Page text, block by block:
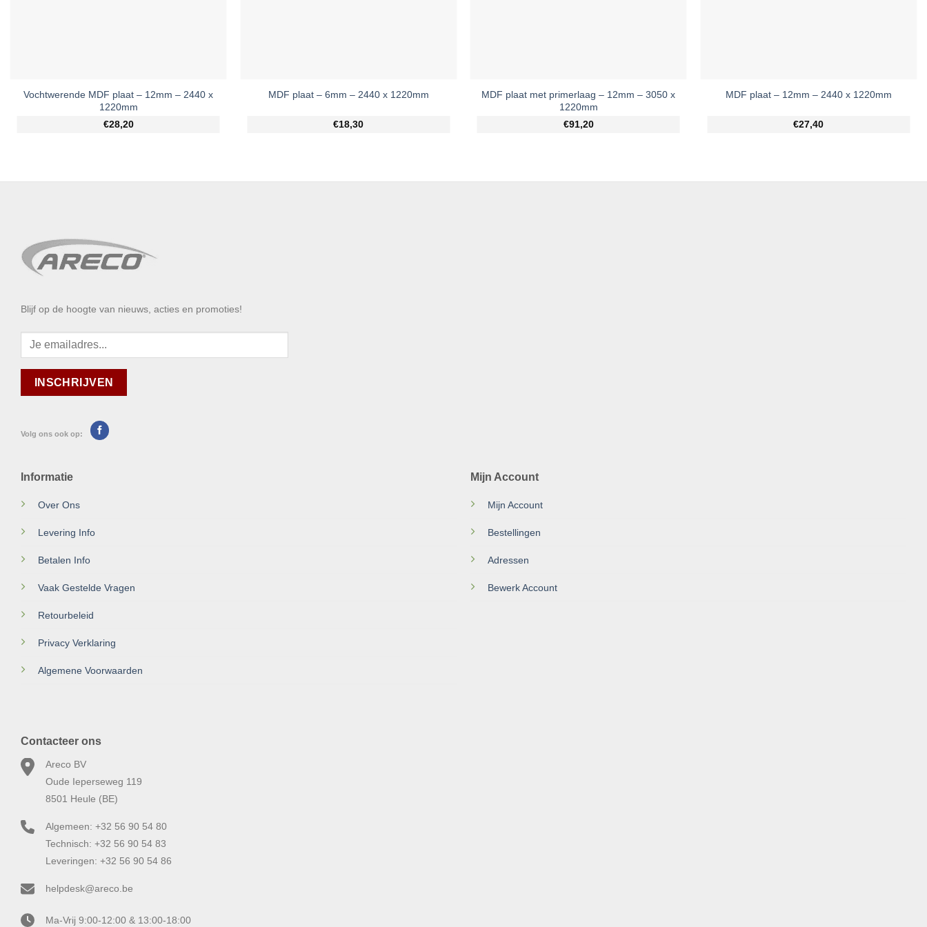
Vochtwerende MDF plaat – 12mm – 2440 x
1220mm
€28,20
MDF plaat – 6mm – 2440 x 1220mm
€18,30
MDF plaat met primerlaag – 12mm – 3050 x
1220mm
€91,20
MDF plaat – 12mm – 2440 x 1220mm
€27,40
Blijf op de hoogte van nieuws, acties en promoties!
Volg ons ook op:
Informatie
Over Ons
Levering Info
Betalen Info
Vaak Gestelde Vragen
Retourbeleid
Privacy Verklaring
Algemene Voorwaarden
Mijn Account
Mijn Account
Bestellingen
Adressen
Bewerk Account
Contacteer ons
Areco BV
Oude Ieperseweg 119
8501 Heule (BE)
Algemeen: +32 56 90 54 80
Technisch: +32 56 90 54 83
Leveringen: +32 56 90 54 86
helpdesk@areco.be
Ma-Vrij 9:00-12:00 & 13:00-18:00